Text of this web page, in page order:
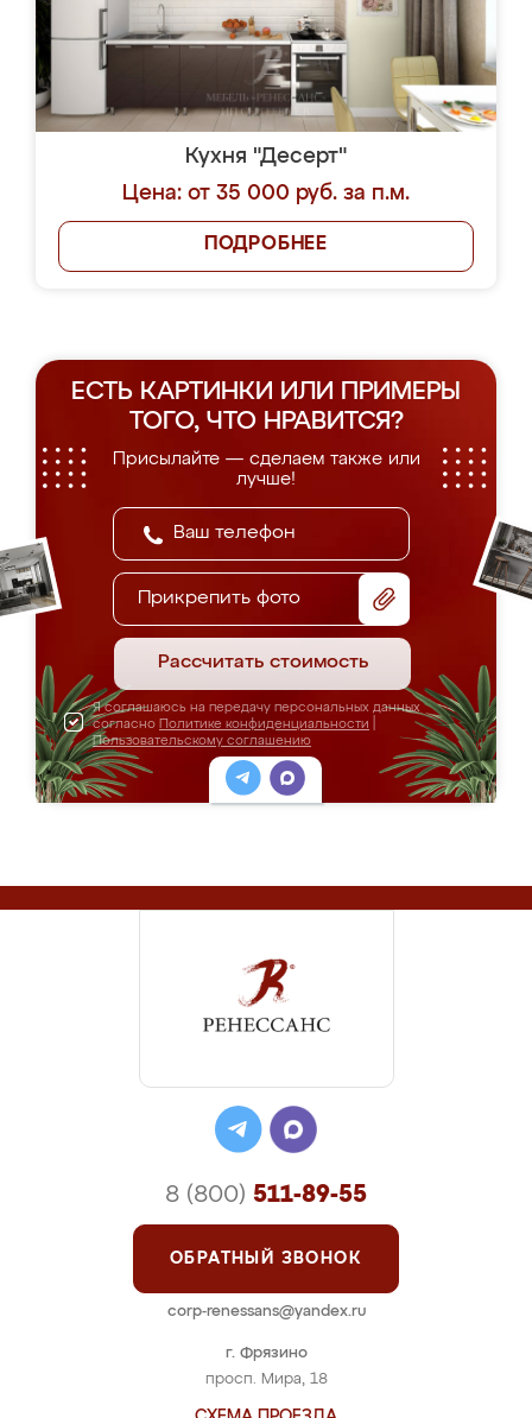
Кухня "Десерт"
Цена: от 35 000 руб. за п.м.
ПОДРОБНЕЕ
ЕСТЬ КАРТИНКИ ИЛИ ПРИМЕРЫ
ТОГО, ЧТО НРАВИТСЯ?
Присылайте — сделаем также или
лучше!
Прикрепить фото
Рассчитать стоимость
Я соглашаюсь на передачу персональных данных
согласно Политике конфиденциальности
Пользовательскому соглашению
г. Фрязино
просп. Мира, 18
8 (800) 511-89-55
ОБРАТНЫЙ ЗВОНОК
corp-renessans@yandex.ru